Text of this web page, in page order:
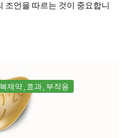
조언을 따르는 것이 중요합니
복제약 효과 부작용